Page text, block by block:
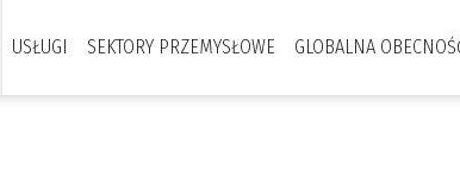
USŁUGI SEKTORY PRZEMYSŁOWE GLOBALNA